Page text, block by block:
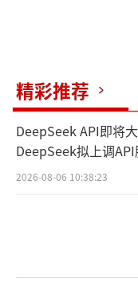
精彩推荐
DeepSeek API即将
DeepSeek拟上调
2026-08-06 10:38:23